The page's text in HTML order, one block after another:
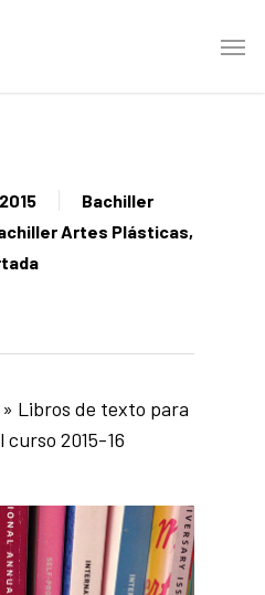
Menu
Bachiller
Artes Plásticas,
» Libros de texto para
2015-16